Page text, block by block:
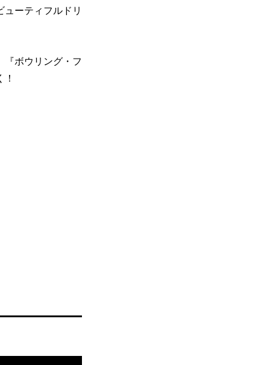
ーティフルドリ
『ボウリング・フ